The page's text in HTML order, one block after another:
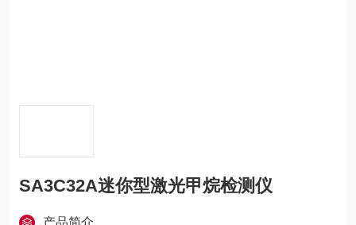
SA3C32A迷你型激光甲烷检测仪
产品简介